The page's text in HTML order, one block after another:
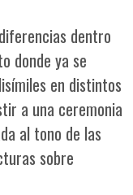
dentro
donde ya se
en distintos
a una ceremonia
al tono de las
sobre